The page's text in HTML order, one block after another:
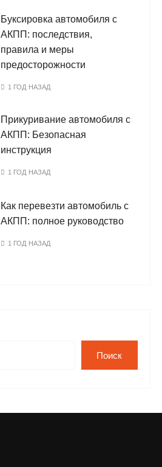
Буксировка автомобиля с
АКПП: последствия,
правила и меры
предосторожности
1 ГОД НАЗАД
Прикуривание автомобиля с
АКПП: Безопасная
инструкция
1 ГОД НАЗАД
Как перевезти автомобиль с
АКПП: полное руководство
1 ГОД НАЗАД
Поиск